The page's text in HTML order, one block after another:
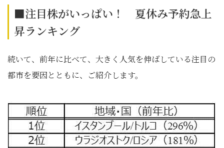
■注目株がいっぱい！ 夏休み予約急上
昇ランキング
続いて、前年に比べて、大きく人気を伸ばしている注目の
都市を要因とともに、ご紹介します。